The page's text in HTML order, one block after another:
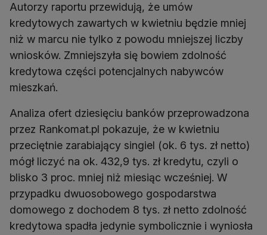
Autorzy raportu przewidują, że umów
kredytowych zawartych w kwietniu będzie mniej
niż w marcu nie tylko z powodu mniejszej liczby
wniosków. Zmniejszyła się bowiem zdolność
kredytowa części potencjalnych nabywców
mieszkań.
Analiza ofert dziesięciu banków przeprowadzona
przez Rankomat.pl pokazuje, że w kwietniu
przeciętnie zarabiający singiel (ok. 6 tys. zł netto)
mógł liczyć na ok. 432,9 tys. zł kredytu, czyli o
blisko 3 proc. mniej niż miesiąc wcześniej. W
przypadku dwuosobowego gospodarstwa
domowego z dochodem 8 tys. zł netto zdolność
kredytowa spadła jedynie symbolicznie i wyniosła